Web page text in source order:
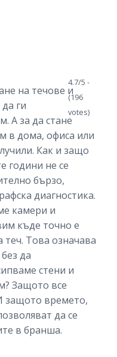
на течове и
ги
А за да стане
в дома, офиса или
Как и защо
години не се
бързо,
диагностика.
камери и
къде точно е
теч. Това означава
да
стени и
Защото все
защото времето,
да се
в бранша.
4.7/5 -
(196
votes)